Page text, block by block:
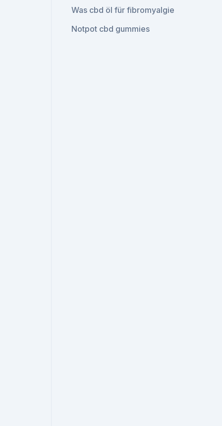
Was cbd öl für fibromyalgie
Notpot cbd gummies